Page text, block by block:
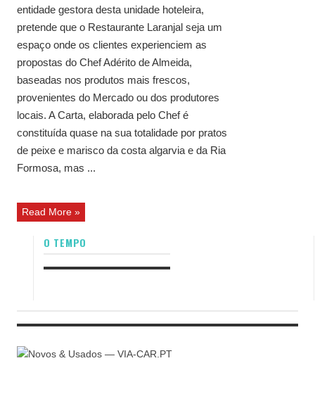
entidade gestora desta unidade hoteleira,
pretende que o Restaurante Laranjal seja um
espaço onde os clientes experienciem as
propostas do Chef Adérito de Almeida,
baseadas nos produtos mais frescos,
provenientes do Mercado ou dos produtores
locais. A Carta, elaborada pelo Chef é
constituída quase na sua totalidade por pratos
de peixe e marisco da costa algarvia e da Ria
Formosa, mas ...
Read More »
O TEMPO